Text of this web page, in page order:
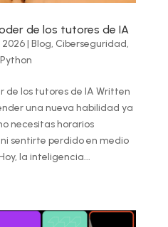
de los tutores de IA
2026| Blog, Ciberseguridad,
Python
de los tutores de IA Written
una nueva habilidad ya
necesitas horarios
sentirte perdido en medio
la inteligencia...